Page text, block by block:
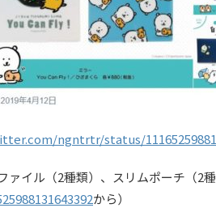
ngntrtr/status/
ァイル（2種類）、スリムポーチ（2
から）